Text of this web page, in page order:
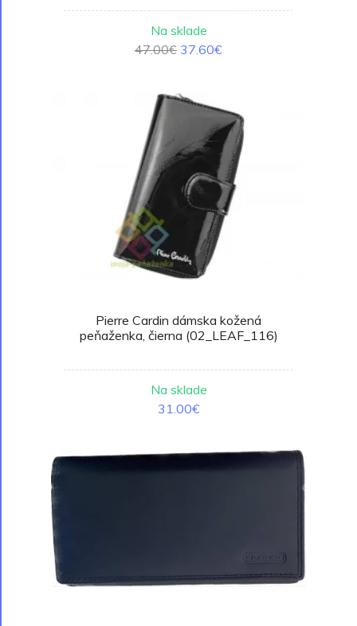
Na sklade
47.00€ 37.60€
Pierre Cardin dámska kožená
peňaženka, čierna (02_LEAF_116)
Na sklade
31.00€